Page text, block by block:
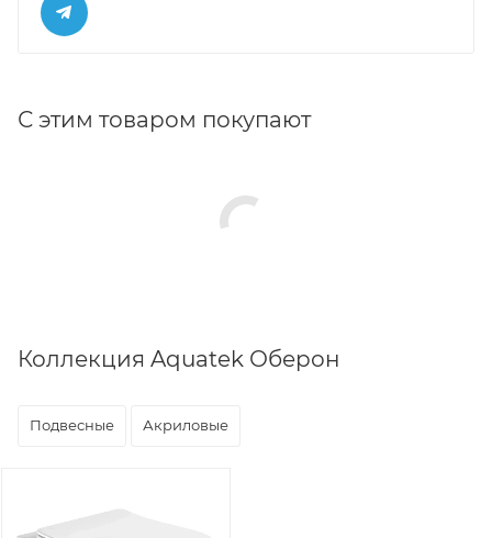
С этим товаром покупают
Коллекция Aquatek Оберон
Подвесные Акриловые